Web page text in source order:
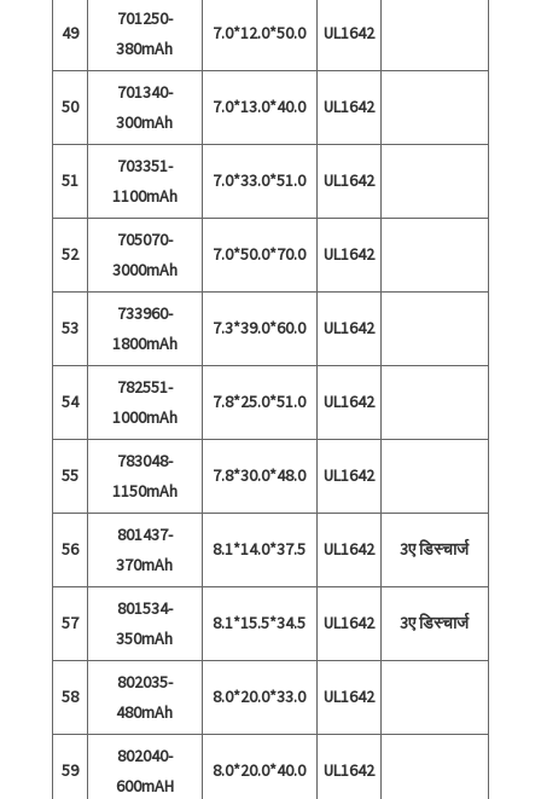
49
701250-
380mAh
7.0*12.0*50.0 UL1642
50
701340-
300mAh
7.0*13.0*40.0 UL1642
51
703351-
1100mAh
7.0*33.0*51.0 UL1642
52
705070-
3000mAh
7.0*50.0*70.0 UL1642
53
733960-
1800mAh
7.3*39.0*60.0 UL1642
54
782551-
1000mAh
7.8*25.0*51.0 UL1642
55
783048-
1150mAh
7.8*30.0*48.0 UL1642
56
801437-
370mAh
8.1*14.0*37.5 UL1642 3ए डिस्चार्ज
57
801534-
350mAh
8.1*15.5*34.5 UL1642 3ए डिस्चार्ज
58
802035-
480mAh
8.0*20.0*33.0 UL1642
59
802040-
600mAH
8.0*20.0*40.0 UL1642